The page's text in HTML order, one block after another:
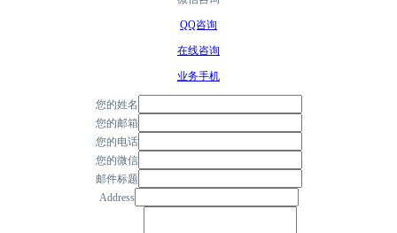
QQ咨询
在线咨询
业务手机
您的姓名
您的邮箱
您的电话
您的微信
邮件标题
Address